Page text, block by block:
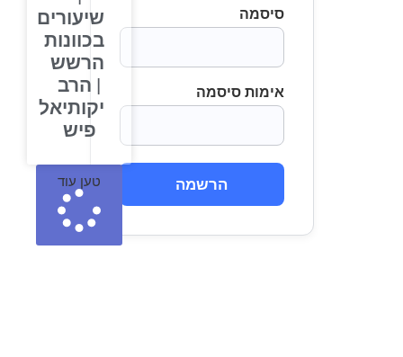
סיסמה
אימות סיסמה
הרשמה
שיעורים
בכוונות
הרשש
| הרב
יקותיאל
פיש
טען עוד